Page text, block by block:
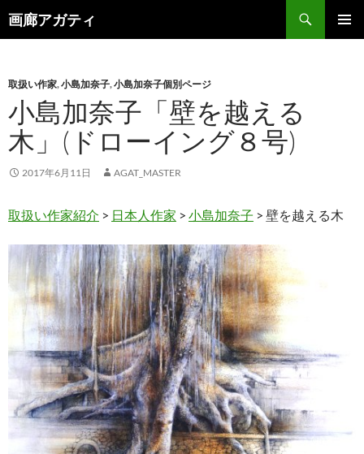
画廊アガティ
索
ン
へ
ス
キ
ッ
取扱い作家,小島加奈子,小島加奈子個別ページ
小島加奈子「壁を越える
木」(ドローイング８号)
2017年6月11日 AGAT_MASTER
取扱い作家紹介 > 日本人作家 > 小島加奈子 > 壁を越える木